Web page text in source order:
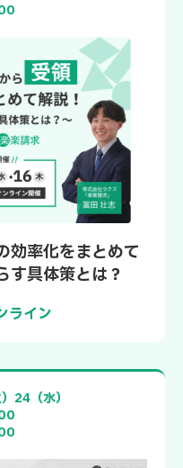
効率化をまとめて
す具体策とは？
ライン
24（水）